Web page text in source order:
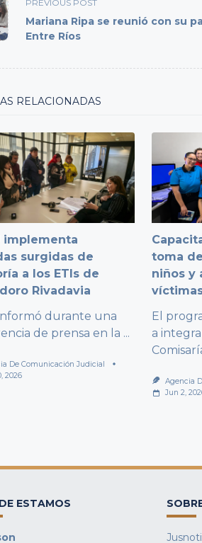
PREVIOUS POST
Mariana Ripa se reunió con su
Entre Ríos
RELACIONADAS
implementa
surgidas de
a los ETIs de
Rivadavia
durante una
de prensa en la ...
De Comunicación Judicial
2026
toma
niños y
El
a
Agencia
Jun 2,
ESTAMOS